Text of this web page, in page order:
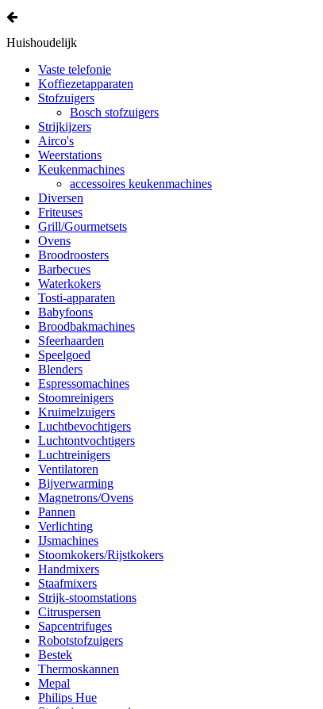
Huishoudelijk
Vaste telefonie
Koffiezetapparaten
Stofzuigers
Bosch stofzuigers
Strijkijzers
Airco's
Weerstations
Keukenmachines
accessoires keukenmachines
Diversen
Friteuses
Grill/Gourmetsets
Ovens
Broodroosters
Barbecues
Waterkokers
Tosti-apparaten
Babyfoons
Broodbakmachines
Sfeerhaarden
Speelgoed
Blenders
Espressomachines
Stoomreinigers
Kruimelzuigers
Luchtbevochtigers
Luchtontvochtigers
Luchtreinigers
Ventilatoren
Bijverwarming
Magnetrons/Ovens
Pannen
Verlichting
IJsmachines
Stoomkokers/Rijstkokers
Handmixers
Staafmixers
Strijk-stoomstations
Citruspersen
Sapcentrifuges
Robotstofzuigers
Bestek
Thermoskannen
Mepal
Philips Hue